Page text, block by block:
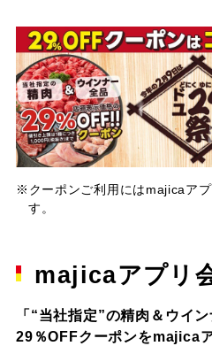
※クーポンご利用にはmajicaア
す。
majicaアプリ
「“当社指定”の精肉＆ウイ
29％OFFクーポンをmajica